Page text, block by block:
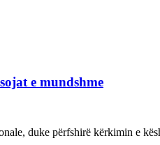
e mundshme
duke përfshirë kërkimin e